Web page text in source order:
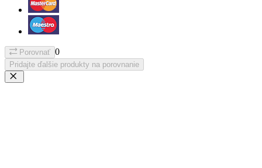
Porovnať 0
Pridajte ďalšie produkty na porovnanie